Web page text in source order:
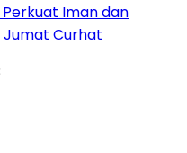
Iman dan
Jumat Curhat